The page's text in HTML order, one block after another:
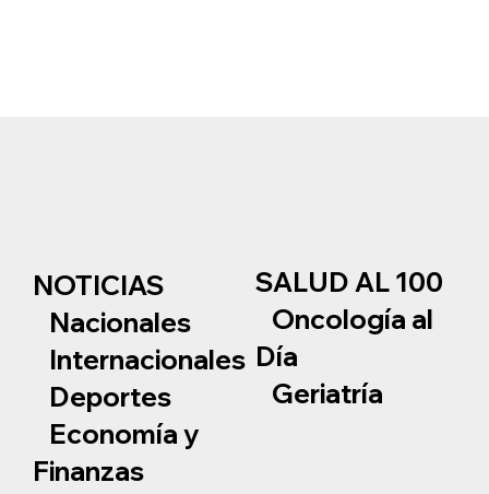
NOTICIAS
Nacionales
Internacionales
Deportes
Economía y
Finanzas
SALUD AL 100
Oncología al
Día
Geriatría